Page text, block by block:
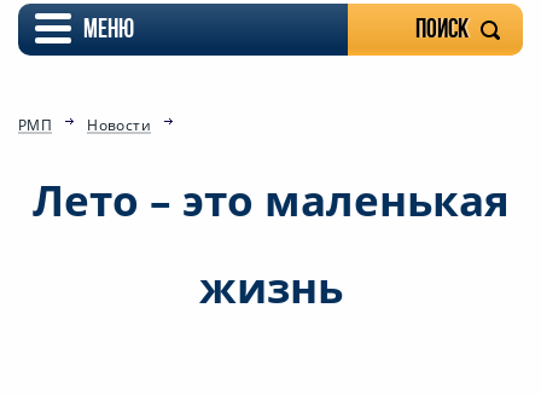
меню Поиск
РМП Новости
Лето – это маленькая
жизнь